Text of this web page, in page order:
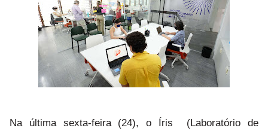
Na última sexta-feira (24), o Íris (Laboratório de